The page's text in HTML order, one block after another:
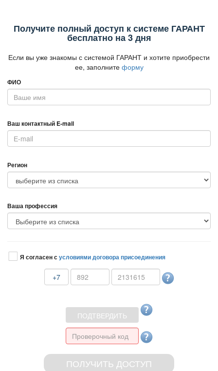
Получите полный доступ к системе ГАРАНТ
есплатно на 3 дня
Если вы уже знакомы с системой ГАРАНТ и хотите приобрести
ее, заполните форму
ФИО
аш контактный E-mail
Регион
аша профессия
Я согласен сусловиями договора присоединения
+7